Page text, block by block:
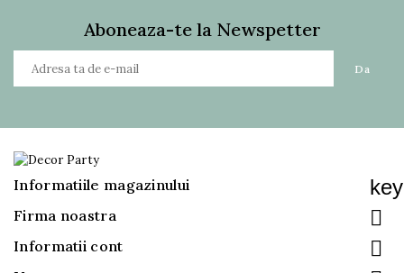
Aboneaza-te la Newspetter
Informatiile magazinului
Firma noastra 
Informatii cont 